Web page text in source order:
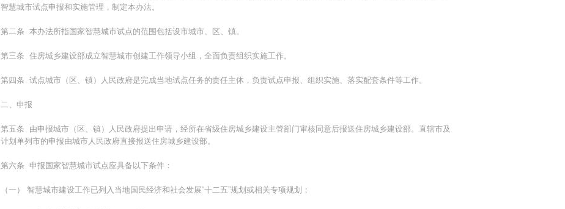
智慧城市试点申报和实施管理，制定本办法。
第二条 本办法所指国家智慧城市试点的范围包括设市城市、区、镇。
第三条 住房城乡建设部成立智慧城市创建工作领导小组，全面负责组织实施工作。
第四条 试点城市（区、镇）人民政府是完成当地试点任务的责任主体，负责试点申报、组织实施、落实配套条件等工作。
二、申报
第五条 由申报城市（区、镇）人民政府提出申请，经所在省级住房城乡建设主管部门审核同意后报送住房城乡建设部。直辖市及
计划单列市的申报由城市人民政府直接报送住房城乡建设部。
第六条 申报国家智慧城市试点应具备以下条件：
（一） 智慧城市建设工作已列入当地国民经济和社会发展“十二五”规划或相关专项规划；